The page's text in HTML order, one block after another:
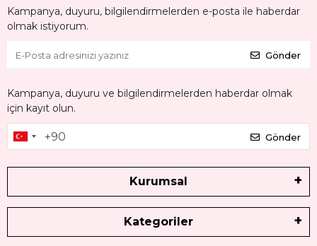
Kampanya, duyuru, bilgilendirmelerden e-posta ile haberdar
olmak istiyorum.
Gönder
Kampanya, duyuru ve bilgilendirmelerden haberdar olmak
için kayıt olun.
Gönder
Kurumsal
Kategoriler